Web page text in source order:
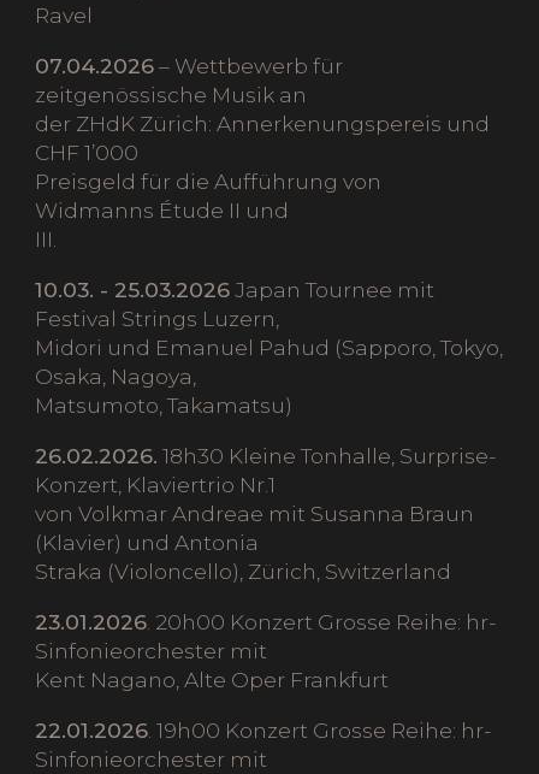
Ravel
07.04.2026– Wettbewerb für
zeitgenössische Musik an
der ZHdK Zürich: Annerkenungspereis und
CHF 1’000
Preisgeld für die Aufführung von
Widmanns Étude II und
III.
10.03. - 25.03.2026Japan Tournee mit
Festival Strings Luzern,
Midori und Emanuel Pahud (Sapporo, Tokyo,
Osaka, Nagoya,
Matsumoto, Takamatsu)
26.02.2026. 18h30 Kleine Tonhalle, Surprise-
Konzert, Klaviertrio Nr.1
von Volkmar Andreae mit Susanna Braun
(Klavier) und Antonia
Straka (Violoncello), Zürich, Switzerland
23.01.2026 . 20h00 Konzert Grosse Reihe: hr-
Sinfonieorchester mit
Kent Nagano, Alte Oper Frankfurt
22.01.2026 . 19h00 Konzert Grosse Reihe: hr-
Sinfonieorchester mit